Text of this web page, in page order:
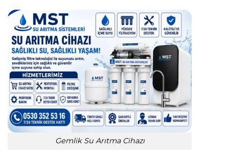
Gemlik Su Arıtma Cihazı